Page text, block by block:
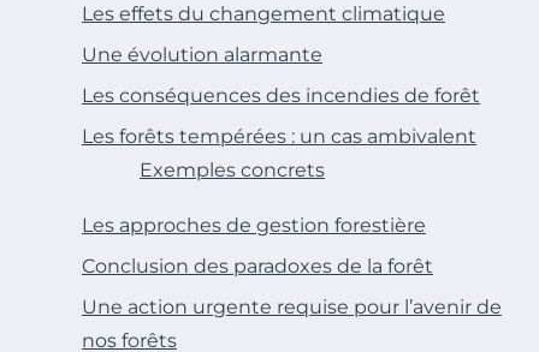
Les effets du changement climatique
Une évolution alarmante
Les conséquences des incendies de forêt
Les forêts tempérées : un cas ambivalent
Exemples concrets
Les approches de gestion forestière
Conclusion des paradoxes de la forêt
Une action urgente requise pour l’avenir de
nos forêts